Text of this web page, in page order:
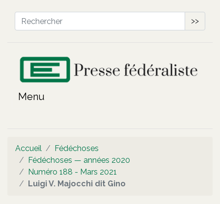
>>
Accueil
Fédéchoses
Fédéchoses — années 2020
Numéro 188 - Mars 2021
Luigi V. Majocchi dit Gino